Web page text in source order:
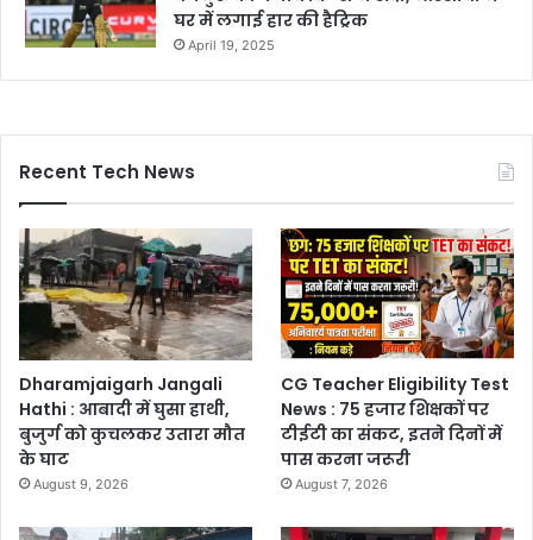
घर में लगाई हार की हैट्रिक
April 19, 2025
Recent Tech News
Dharamjaigarh Jangali
Hathi : आबादी में घुसा हाथी,
बुजुर्ग को कुचलकर उतारा मौत
के घाट
August 9, 2026
CG Teacher Eligibility Test
News : 75 हजार शिक्षकों पर
टीईटी का संकट, इतने दिनों में
पास करना जरूरी
August 7, 2026